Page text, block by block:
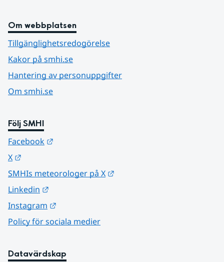
Om webbplatsen
Tillgänglighetsredogörelse
Kakor på smhi.se
Hantering av personuppgifter
Om smhi.se
Följ SMHI
Facebook
X
SMHIs meteorologer på X
Linkedin
Instagram
Policy för sociala medier
Datavärdskap